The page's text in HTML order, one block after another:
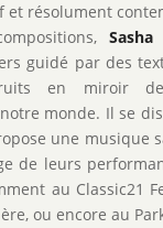
et résolument
guidé par des
en miroir
monde. Il se
une musique
de leurs
au Classic21
ou encore au